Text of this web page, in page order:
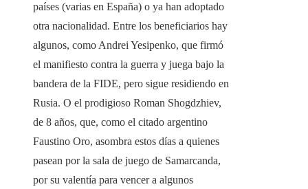
países (varias en España) o ya han adoptado
otra nacionalidad. Entre los beneficiarios hay
algunos, como Andrei Yesipenko, que firmó
el manifiesto contra la guerra y juega bajo la
bandera de la FIDE, pero sigue residiendo en
Rusia. O el prodigioso Roman Shogdzhiev,
de 8 años, que, como el citado argentino
Faustino Oro, asombra estos días a quienes
pasean por la sala de juego de Samarcanda,
por su valentía para vencer a algunos